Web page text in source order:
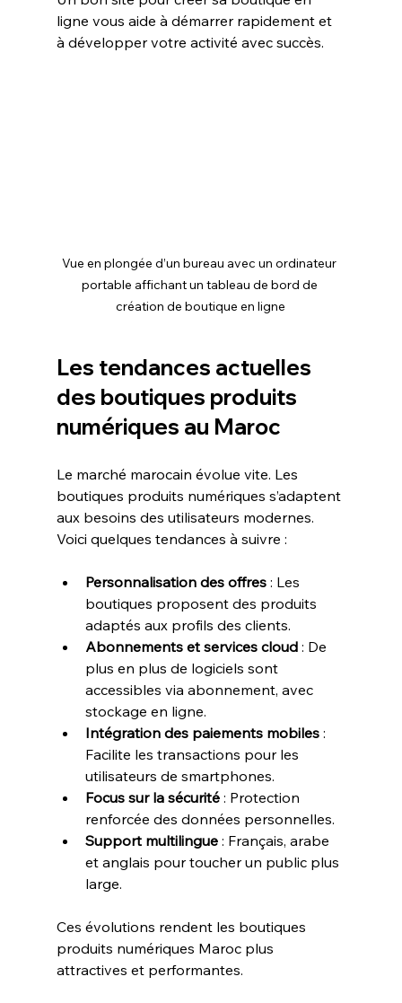
ligne vous aide à démarrer rapidement et
à développer votre activité avec succès.
Vue en plongée d’un bureau avec un ordinateur
portable affichant un tableau de bord de
création de boutique en ligne
Les tendances actuelles
des boutiques produits
numériques au Maroc
Le marché marocain évolue vite. Les
boutiques produits numériques s’adaptent
aux besoins des utilisateurs modernes.
Voici quelques tendances à suivre :
Personnalisation des offres : Les
boutiques proposent des produits
adaptés aux profils des clients.
Abonnements et services cloud : De
plus en plus de logiciels sont
accessibles via abonnement, avec
stockage en ligne.
Intégration des paiements mobiles :
Facilite les transactions pour les
utilisateurs de smartphones.
Focus sur la sécurité : Protection
renforcée des données personnelles.
Support multilingue : Français, arabe
et anglais pour toucher un public plus
large.
Ces évolutions rendent les boutiques
produits numériques Maroc plus
attractives et performantes.